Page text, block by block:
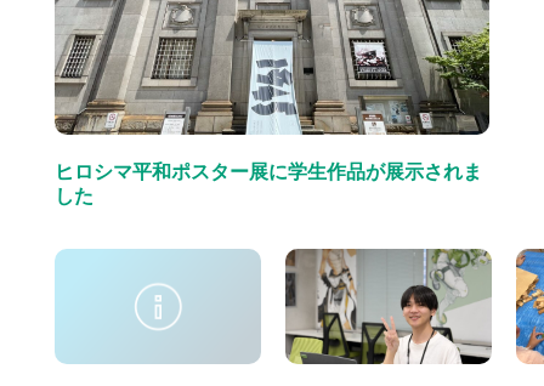
ヒロシマ平和ポスター展に学生作品が展示されま
した